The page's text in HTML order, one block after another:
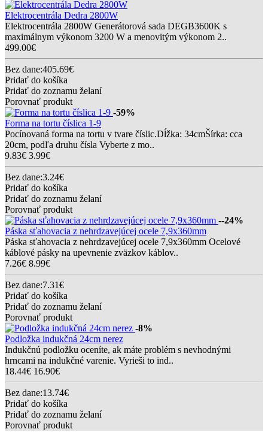
Elektrocentrála Dedra 2800W
Elektrocentrála 2800W Generátorová sada DEGB3600K s
maximálnym výkonom 3200 W a menovitým výkonom 2..
499.00€
Bez dane:405.69€
Pridať do košíka
Pridať do zoznamu želaní
Porovnať produkt
-59%
Forma na tortu číslica 1-9
Pocínovaná forma na tortu v tvare číslic.Dĺžka: 34cmŠírka: cca
20cm, podľa druhu čísla Vyberte z mo..
9.83€ 3.99€
Bez dane:3.24€
Pridať do košíka
Pridať do zoznamu želaní
Porovnať produkt
--24%
Páska sťahovacia z nehrdzavejúcej ocele 7,9x360mm
Páska sťahovacia z nehrdzavejúcej ocele 7,9x360mm Ocelové
káblové pásky na upevnenie zväzkov káblov..
7.26€ 8.99€
Bez dane:7.31€
Pridať do košíka
Pridať do zoznamu želaní
Porovnať produkt
-8%
Podložka indukčná 24cm nerez
Indukčnú podložku oceníte, ak máte problém s nevhodnými
hrncami na indukčné varenie. Vyrieši to ind..
18.44€ 16.90€
Bez dane:13.74€
Pridať do košíka
Pridať do zoznamu želaní
Porovnať produkt